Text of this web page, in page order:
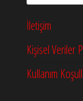
İletişim
Kişisel Veriler
Kullanım